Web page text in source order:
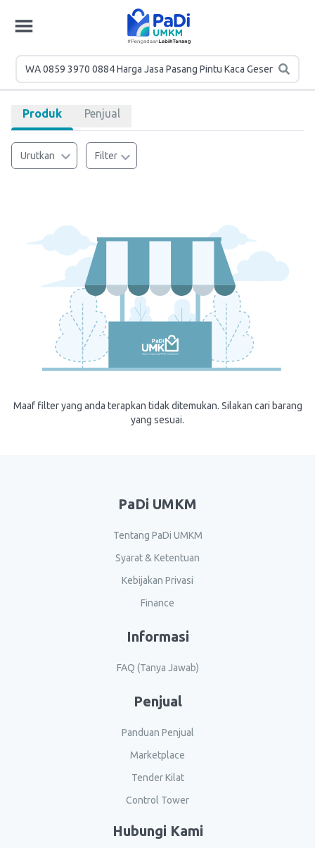
Produk Penjual
Urutkan Filter
Maaf filter yang anda terapkan tidak ditemukan. Silakan cari barang
yang sesuai.
PaDi UMKM
Tentang PaDi UMKM
Syarat & Ketentuan
Kebijakan Privasi
Finance
Informasi
FAQ (Tanya Jawab)
Penjual
Panduan Penjual
Marketplace
Tender Kilat
Control Tower
Hubungi Kami